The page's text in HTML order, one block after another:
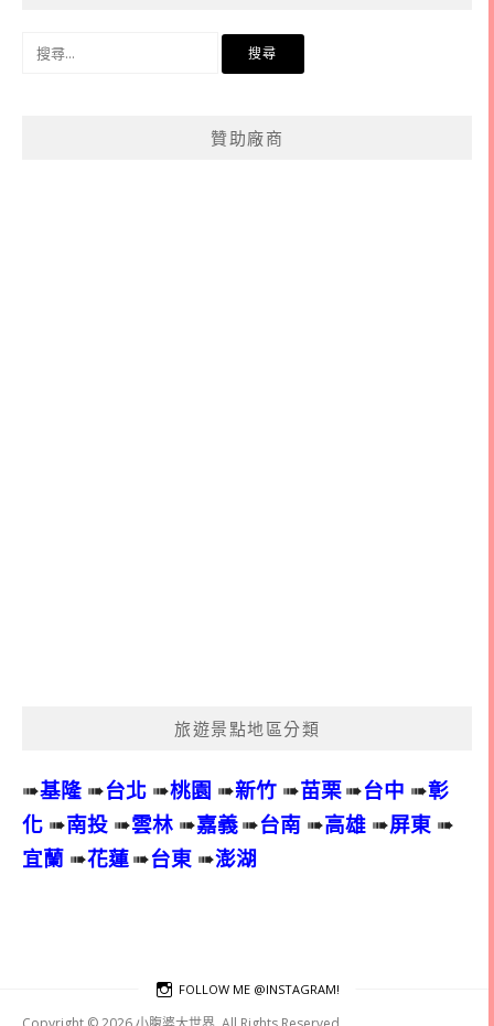
贊助廠商
旅遊景點地區分類
➠基隆 ➠台北 ➠桃園 ➠新竹 ➠苗栗➠台中 ➠彰
化 ➠南投 ➠雲林 ➠嘉義➠台南 ➠高雄 ➠屏東 ➠
宜蘭 ➠花蓮➠台東 ➠澎湖
FOLLOW ME @INSTAGRAM!